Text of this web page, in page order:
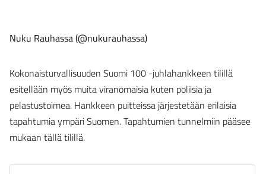
Nuku Rauhassa (@nukurauhassa)
Kokonaisturvallisuuden Suomi 100 -juhlahankkeen tilillä
esitellään myös muita viranomaisia kuten poliisia ja
pelastustoimea. Hankkeen puitteissa järjestetään erilaisia
tapahtumia ympäri Suomen. Tapahtumien tunnelmiin pääsee
mukaan tällä tilillä.